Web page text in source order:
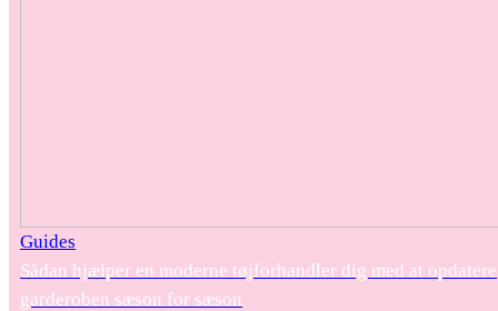
Guides
Sådan hjælper en moderne tøjforhandler dig med at opdatere
garderoben sæson for sæson